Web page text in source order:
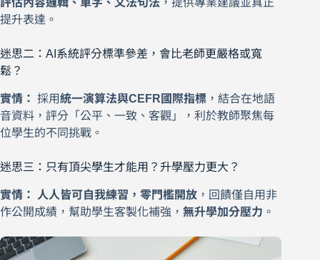
評估內容邏輯、單字、文法句法 ，提供專業建議並真正
提升表達。
迷思二：AI系統評分標準參差，會比老師更嚴格或寬
鬆？
實情： 採用統一演算法與CEFR國際指標 ，結合在地語
音資料，評分「公平、一致、客觀」，利於教師聚焦每
位學生的不同挑戰。
迷思三：只有頂尖學生才能用？升學壓力更大？
實情： 人人皆可自我練習，零門檻開放 ，回饋僅自用非
作公開成績，幫助學生客製化補強， 無升學加分壓力 。